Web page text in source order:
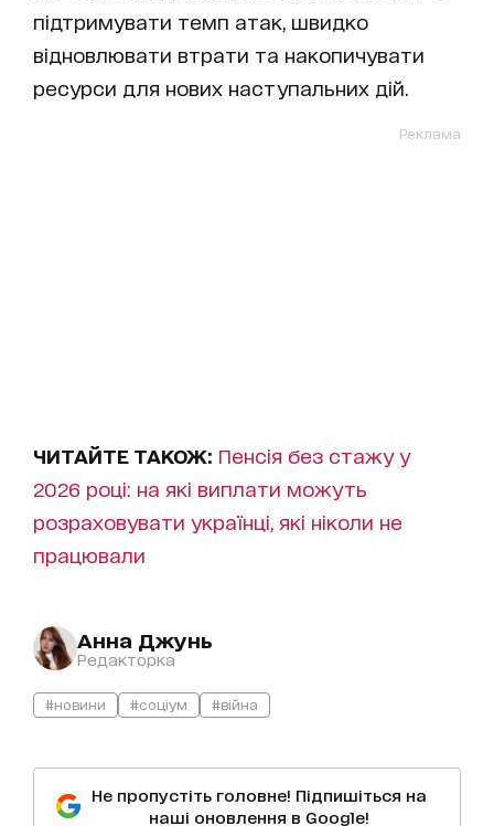
підтримувати темп атак, швидко
відновлювати втрати та накопичувати
ресурси для нових наступальних дій.
Реклама
ЧИТАЙТЕ ТАКОЖ: Пенсія без стажу у
2026 році: на які виплати можуть
розраховувати українці, які ніколи не
працювали
Анна Джунь
Редакторка
#новини #соціум #війна
Не пропустіть головне! Підпишіться на
наші оновлення в Google!